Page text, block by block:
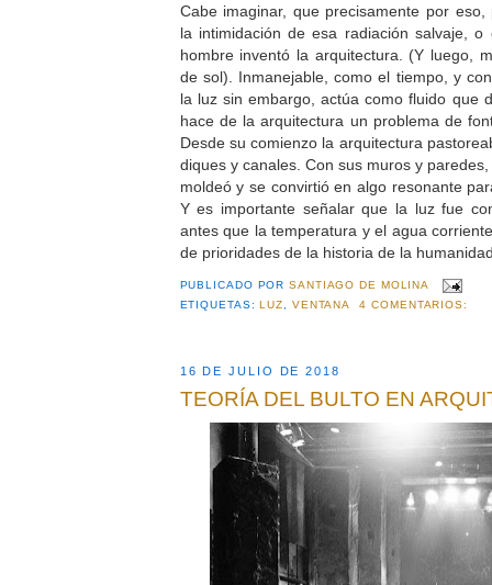
Cabe imaginar, que precisamente por
la intimidación de esa radiación salvaje,
hombre inventó la arquitectura. (Y luego,
de sol). Inmanejable, como el tiempo, y
la luz sin embargo, actúa como fluido que
hace de la arquitectura un problema de
Desde su comienzo la arquitectura
diques y canales. Con sus muros y
moldeó y se convirtió en algo resonante
Y es importante señalar que la luz fue
antes que la temperatura y el agua
de prioridades de la historia de la
PUBLICADO PORSANTIAGO DE MOLINA
ETIQUETAS:LUZ VENTANA 4 COMENTARIOS:
16 DE JULIO DE 2018
TEORÍA DEL BULTO EN